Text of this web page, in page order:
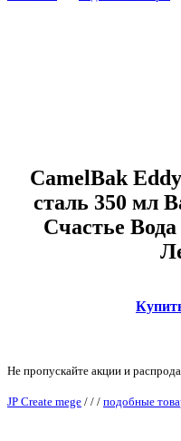
CamelBak
сталь 350 мл
Счастье
Не пропускайте акции и
JP Create mege / / / подобные